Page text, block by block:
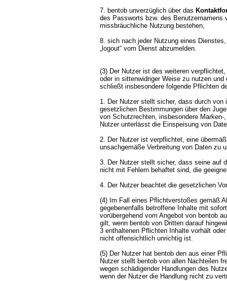
7. bentob unverzüglich über das
des Passworts bzw. des Benutzernamens
missbräuchliche Nutzung bestehen,
8. sich nach jeder Nutzung eines
„logout“ vom Dienst abzumelden.
(3) Der Nutzer ist des weiteren
oder in sittenwidriger Weise zu nutzen
schließt insbesondere folgende Pflichten
1. Der Nutzer stellt sicher, dass durch
gesetzlichen Bestimmungen über den
von Schutzrechten, insbesondere
Nutzer unterlässt die Einspeisung von
2. Der Nutzer ist verpflichtet, eine
unsachgemäße Verbreitung von Daten zu
3. Der Nutzer stellt sicher, dass seine auf
nicht mit Fehlern behaftet sind, die
4. Der Nutzer beachtet die gesetzlichen
(4) Im Fall eines Pflichtverstoßes gemäß
gegebenenfalls betroffene Inhalte mit
vorübergehend vom Angebot von bentob
gilt, wenn bentob von Dritten darauf
3 enthaltenen Pflichten Inhalte vorhält
nicht offensichtlich unrichtig ist.
(5) Der Nutzer hat bentob den aus einer
Nutzer stellt bentob von allen Nachteilen
wegen schädigender Handlungen des
wenn der Nutzer die Handlung nicht zu